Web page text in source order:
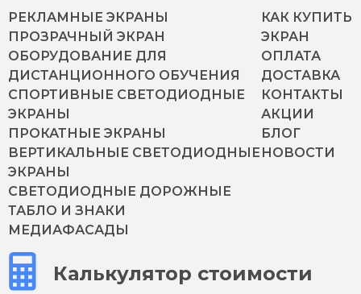
РЕКЛАМНЫЕ ЭКРАНЫ
ПРОЗРАЧНЫЙ ЭКРАН
ОБОРУДОВАНИЕ ДЛЯ
ДИСТАНЦИОННОГО ОБУЧЕНИЯ
СПОРТИВНЫЕ СВЕТОДИОДНЫЕ
ЭКРАНЫ
ПРОКАТНЫЕ ЭКРАНЫ
ВЕРТИКАЛЬНЫЕ СВЕТОДИОДНЫЕ
ЭКРАНЫ
СВЕТОДИОДНЫЕ ДОРОЖНЫЕ
ТАБЛО И ЗНАКИ
МЕДИАФАСАДЫ
КАК КУПИТЬ
ЭКРАН
ОПЛАТА
ДОСТАВКА
КОНТАКТЫ
АКЦИИ
БЛОГ
НОВОСТИ
Калькулятор стоимости